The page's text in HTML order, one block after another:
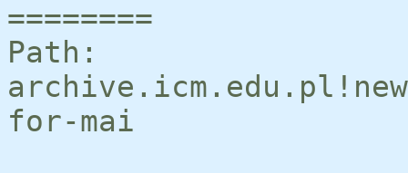
========
for-mai